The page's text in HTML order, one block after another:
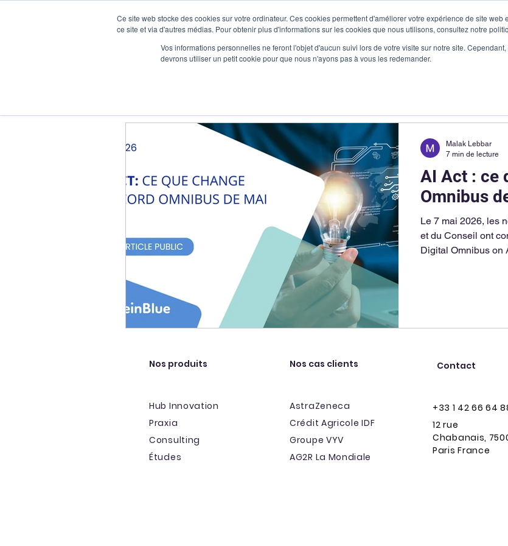
Ce site web stocke des cookies sur votre ordinateur. Ces cookies permettent d'améliorer votre expérience de site
ce site et via d'autres médias. Pour obtenir plus d'informations sur les cookies que nous utilisons, consultez notre
Vos informations personnelles ne feront l'objet d'aucun suivi lors de votre visite sur notre site.
devrons utiliser un petit cookie pour que nous n'ayons pas à vous les redemander.
Produits Vous êtes Cas clients Ressources
AI Act : ce
Omnibus
Le 7 mai 2026, les
et du Conseil ont
Digital Omnibus on
Malak Lebbar
7 min de lecture
Nos produits
Hub Innovation
Praxia
Consulting
Études
Nos cas clients Contact
AstraZeneca
Crédit Agricole IDF
Groupe VYV
AG2R La Mondiale
+33 1 42 66 64
12 rue
Chabanais,
Paris France